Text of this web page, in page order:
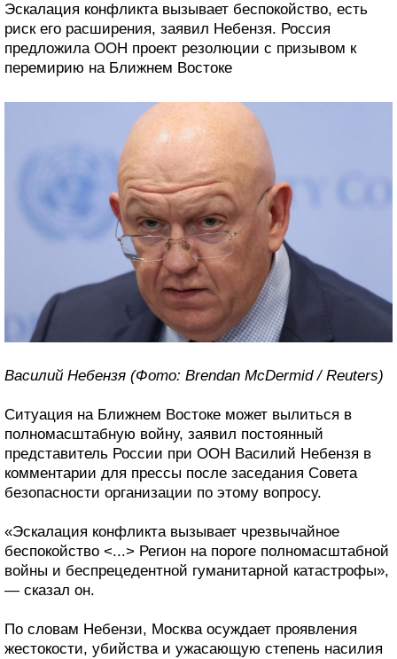
Эскалация конфликта вызывает беспокойство, есть
риск его расширения, заявил Небензя. Россия
предложила ООН проект резолюции с призывом к
перемирию на Ближнем Востоке
Василий Небензя (Фото: Brendan McDermid / Reuters)
Ситуация на Ближнем Востоке может вылиться в
полномасштабную войну, заявил постоянный
представитель России при ООН Василий Небензя в
комментарии для прессы после заседания Совета
безопасности организации по этому вопросу.
«Эскалация конфликта вызывает чрезвычайное
беспокойство <...> Регион на пороге полномасштабной
войны и беспрецедентной гуманитарной катастрофы»,
— сказал он.
По словам Небензи, Москва осуждает проявления
жестокости, убийства и ужасающую степень насилия